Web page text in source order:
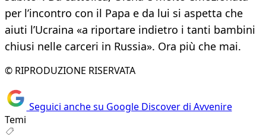
per l’incontro con il Papa e da lui si aspetta che
aiuti l’Ucraina «a riportare indietro i tanti bambini
chiusi nelle carceri in Russia». Ora più che mai.
© RIPRODUZIONE RISERVATA
Seguici anche su Google Discover di Avvenire
Temi